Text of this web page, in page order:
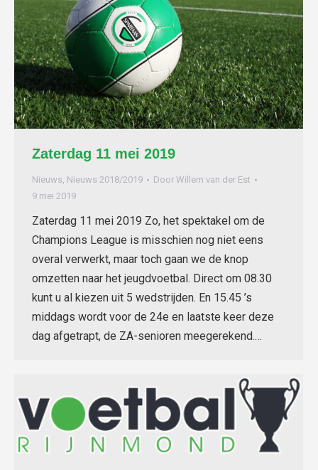
Zaterdag 11 mei 2019
Nieuws, Nieuws 2018/2019 Door Willem van der Est
9 mei 2019
Zaterdag 11 mei 2019 Zo, het spektakel om de
Champions League is misschien nog niet eens
overal verwerkt, maar toch gaan we de knop
omzetten naar het jeugdvoetbal. Direct om 08.30
kunt u al kiezen uit 5 wedstrijden. En 15.45 ’s
middags wordt voor de 24e en laatste keer deze
dag afgetrapt, de ZA-senioren meegerekend.…